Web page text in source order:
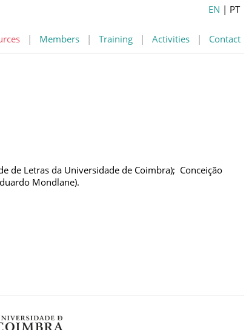
| Members | Training | Activities | Contact
EN | PT
de Letras da Universidade de Coimbra); Conceição
Mondlane).